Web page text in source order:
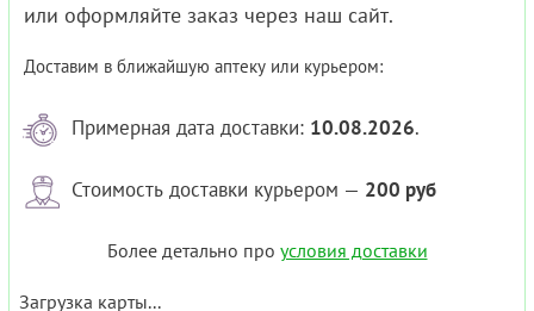
или оформляйте заказ через наш сайт.
Доставим в ближайшую аптеку или курьером:
Примерная дата доставки: 10.08.2026.
Стоимость доставки курьером — 200 руб
Более детально про условия доставки
Загрузка карты...